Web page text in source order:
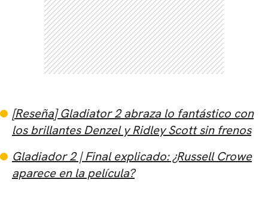
[Reseña] Gladiator 2 abraza lo fantástico con
los brillantes Denzel y Ridley Scott sin frenos
Gladiador 2 | Final explicado: ¿Russell Crowe
aparece en la película?